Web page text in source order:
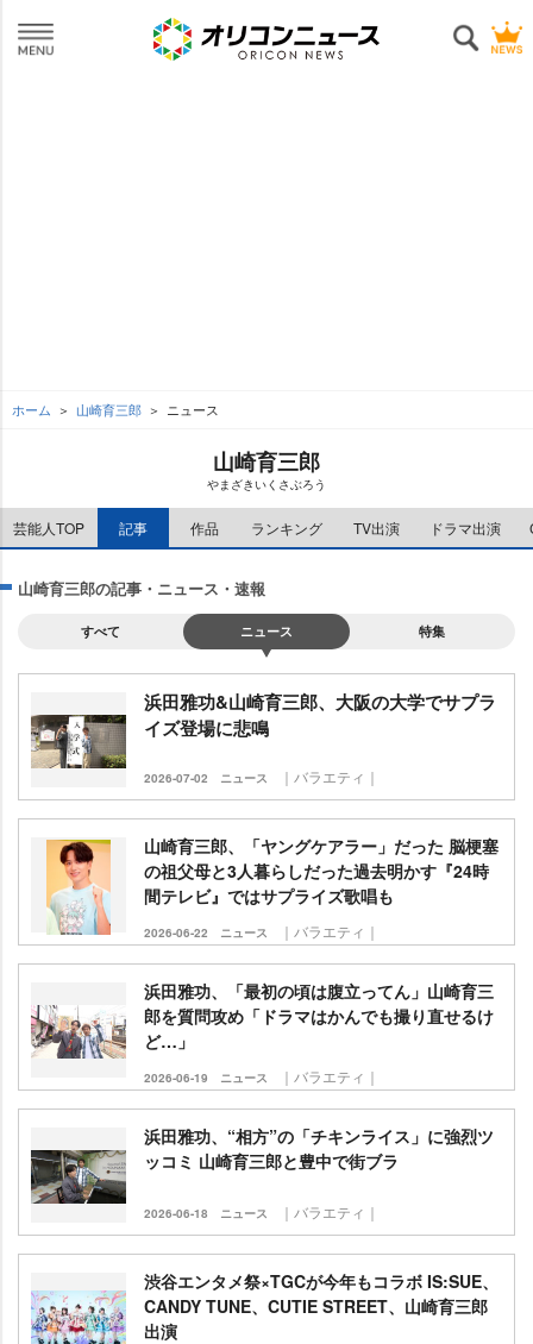
ホーム 山崎育三郎 ニュース
山崎育三郎
まざきいくさぶろう
芸能人TOP 記事 作品 ランキング TV出演 ドラマ出演
山崎育三郎の記事・ニュース・速報
すべて ニュース 特集
浜田雅功&山崎育三郎、大阪の大学でサプラ
イズ登場に悲鳴
2026-07-02 ニュース ｜バラエティ｜
山崎育三郎、「ヤングケアラー」だった 脳梗塞
の祖父母と3人暮らしだった過去明かす『24時
間テレビ』ではサプライズ歌唱も
2026-06-22 ニュース ｜バラエティ｜
浜田雅功、「最初の頃は腹立ってん」山崎育三
郎を質問攻め「ドラマはかんでも撮り直せるけ
ど…」
2026-06-19 ニュース ｜バラエティ｜
浜田雅功、“相方”の「チキンライス」に強烈ツ
ッコミ 山崎育三郎と豊中で街ブラ
2026-06-18 ニュース ｜バラエティ｜
渋谷エンタメ祭×TGCが今年もコラボ IS:SUE、
CANDY TUNE、CUTIE STREET、山崎育三郎
出演